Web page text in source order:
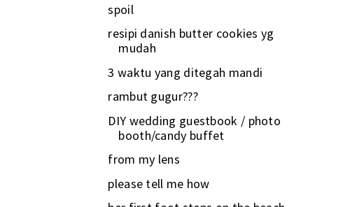
spoil
resipi danish butter cookies yg
mudah
3 waktu yang ditegah mandi
rambut gugur???
DIY wedding guestbook / photo
booth/candy buffet
from my lens
please tell me how